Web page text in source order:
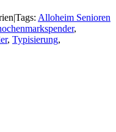
|Tags: Alloheim Senioren
,
, Typisierung,